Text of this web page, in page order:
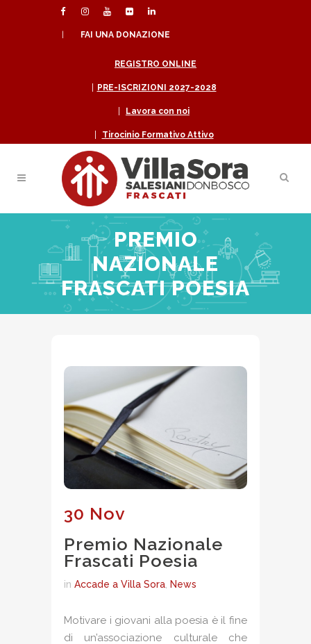
FAI UNA DONAZIONE
REGISTRO ONLINE
PRE-ISCRIZIONI 2027-2028
Lavora con noi
Tirocinio Formativo Attivo
PREMIO
NAZIONALE
FRASCATI POESIA
30 Nov
Premio Nazionale
Frascati Poesia
in Accade a Villa Sora News
Motivare i giovani alla poesia è il fine
di un’associazione culturale che